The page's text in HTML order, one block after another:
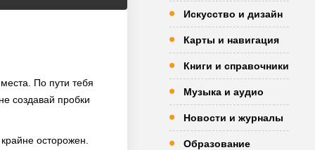
По пути тебя
создавай пробки
осторожен.
Искусство и дизайн
Карты и навигация
Книги и справочники
Музыка и аудио
Новости и журналы
Образование